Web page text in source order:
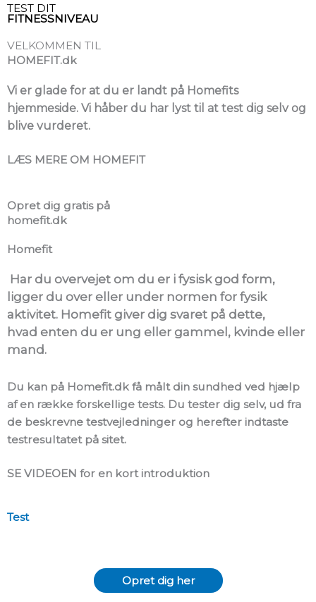
TEST DIT
FITNESSNIVEAU
VELKOMMEN TIL
HOMEFIT.dk
Vi er glade for at du er landt på Homefits
hjemmeside. Vi håber du har lyst til at test dig selv og
blive vurderet.
LÆS MERE OM HOMEFIT
Opret dig gratis på
homefit.dk
Homefit
Har du overvejet om du er i fysisk god form,
ligger du over eller under normen for fysik
aktivitet. Homefit giver dig svaret på dette,
hvad enten du er ung eller gammel, kvinde eller
mand.
Du kan på Homefit.dk få målt din sundhed ved hjælp
af en række forskellige tests. Du tester dig selv, ud fra
de beskrevne testvejledninger og herefter indtaste
testresultatet på sitet.
SE VIDEOEN for en kort introduktion
Test
Opret dig her